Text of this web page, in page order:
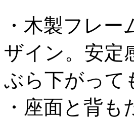
・木製フレ
ザイン。安定
ぶら下がって
・座面と背